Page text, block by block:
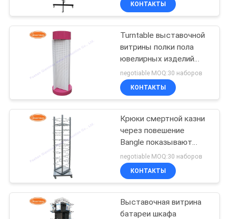
Стеллаж для
выставки товаров
поздравительной
открытки
Стеллаж для
выставки товаров
автотракторного
масла
14
КОНТАКТЫ
Turntable выставочной
витрины полки пола
ювелирных изделий
металла вращая
negotiable MOQ:30 наборов
КОНТАКТЫ
Крюки смертной казни
через повешение
Bangle показывают
вращая стойку парика
negotiable MOQ:30 наборов
КОНТАКТЫ
Выставочная витрина
батареи шкафа